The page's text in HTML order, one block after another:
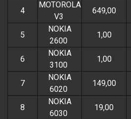
4
MOTOROLA
V3
649,00
5
NOKIA
2600
1,00
6
NOKIA
3100
1,00
7
NOKIA
6020
149,00
8
NOKIA
6030
19,00